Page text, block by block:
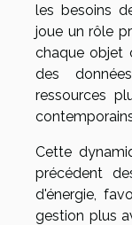
les besoins
joue un rôle
chaque objet
des
ressources
Cette
précédent
d'énergie,
gestion plus